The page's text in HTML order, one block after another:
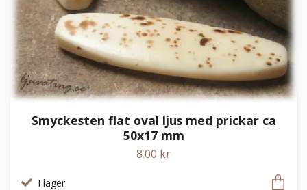
Smyckesten flat oval ljus med prickar ca
50x17 mm
8.00 kr
I lager